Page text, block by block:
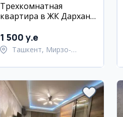
Трехкомнатная
квартира в ЖК Дархан,
1 500 y.e
Ташкент, Мирзо-